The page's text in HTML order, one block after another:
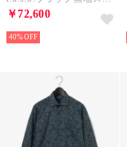
￥72,600
40%